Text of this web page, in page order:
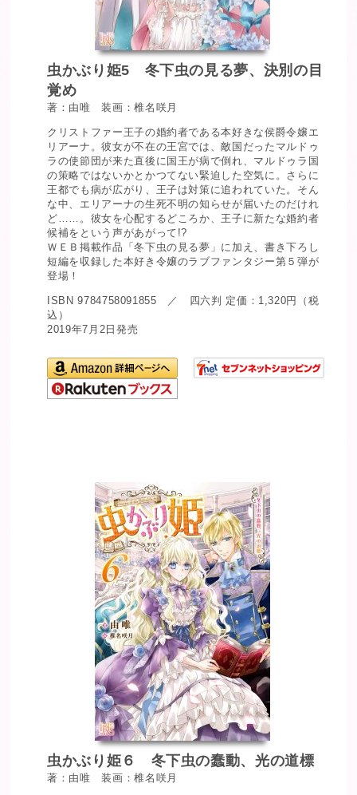
虫かぶり姫5 冬下虫の見る夢、決別の目
覚め
著：由唯 装画：椎名咲月
クリストファー王子の婚約者である本好きな侯爵令嬢エ
リアーナ。彼女が不在の王宮では、敵国だったマルドゥ
ラの使節団が来た直後に国王が病で倒れ、マルドゥラ国
の策略ではないかとかつてない緊迫した空気に。さらに
王都でも病が広がり、王子は対策に追われていた。そん
な中、エリアーナの生死不明の知らせが届いたのだけれ
ど……。彼女を心配するどころか、王子に新たな婚約者
候補をという声があがって!?
ＷＥＢ掲載作品「冬下虫の見る夢」に加え、書き下ろし
短編を収録した本好き令嬢のラブファンタジー第５弾が
登場！
ISBN 9784758091855 ／ 四六判 定価：1,320円（税
込）
2019年7月2日発売
虫かぶり姫６ 冬下虫の蠢動、光の道標
著：由唯 装画：椎名咲月